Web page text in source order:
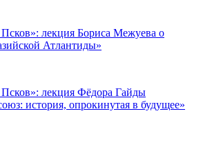
Псков»: лекция Бориса Межуева о
Атлантиды»
Псков»: лекция Фёдора Гайды
история, опрокинутая в будущее»